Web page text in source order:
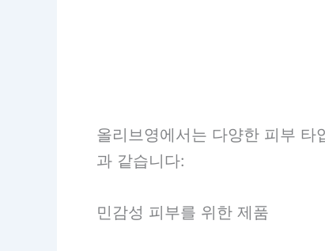
올리브영에서는 다양한 피부
과 같습니다:
민감성 피부를 위한 제품